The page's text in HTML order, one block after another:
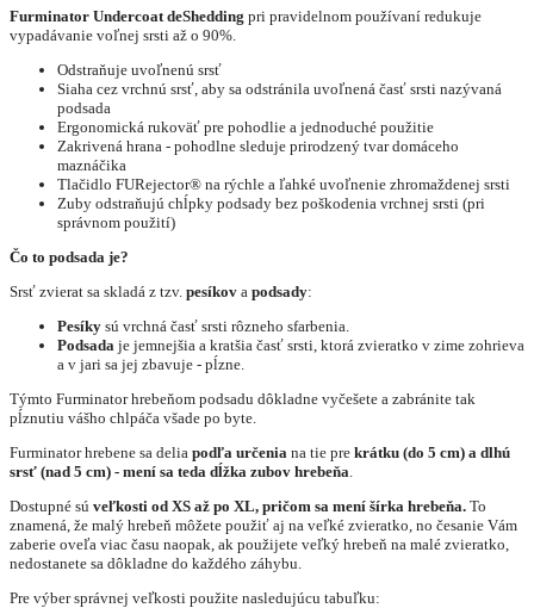
Furminator Undercoat deShedding pri pravidelnom používaní redukuje
vypadávanie voľnej srsti až o 90%.
Odstraňuje uvoľnenú srsť
Siaha cez vrchnú srsť, aby sa odstránila uvoľnená časť srsti nazývaná
podsada
Ergonomická rukoväť pre pohodlie a jednoduché použitie
Zakrivená hrana - pohodlne sleduje prirodzený tvar domáceho
maznáčika
Tlačidlo FURejector® na rýchle a ľahké uvoľnenie zhromaždenej srsti
Zuby odstraňujú chĺpky podsady bez poškodenia vrchnej srsti (pri
správnom použití)
Čo to podsada je?
Srsť zvierat sa skladá z tzv. pesíkov a podsady:
Pesíky sú vrchná časť srsti rôzneho sfarbenia.
Podsada je jemnejšia a kratšia časť srsti, ktorá zvieratko v zime zohrieva
a v jari sa jej zbavuje - pĺzne.
Týmto Furminator hrebeňom podsadu dôkladne vyčešete a zabránite tak
pĺznutiu vášho chlpáča všade po byte.
Furminator hrebene sa delia podľa určenia na tie pre krátku (do 5 cm) a dlhú
srsť (nad 5 cm) - mení sa teda dĺžka zubov hrebeňa
Dostupné sú veľkosti od XS až po XL, pričom sa mení šírka hrebeňa. To
znamená, že malý hrebeň môžete použiť aj na veľké zvieratko, no česanie Vám
zaberie oveľa viac času naopak, ak použijete veľký hrebeň na malé zvieratko,
nedostanete sa dôkladne do každého záhybu.
Pre výber správnej veľkosti použite nasledujúcu tabuľku: